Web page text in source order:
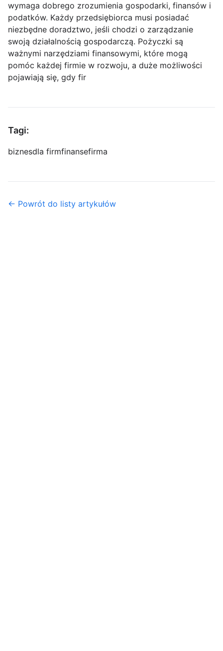
wymaga dobrego zrozumienia gospodarki, finansów i
podatków. Każdy przedsiębiorca musi posiadać
niezbędne doradztwo, jeśli chodzi o zarządzanie
swoją działalnością gospodarczą. Pożyczki są
ważnymi narzędziami finansowymi, które mogą
pomóc każdej firmie w rozwoju, a duże możliwości
pojawiają się, gdy fir
Tagi:
biznesdla firmfinansefirma
← Powrót do listy artykułów